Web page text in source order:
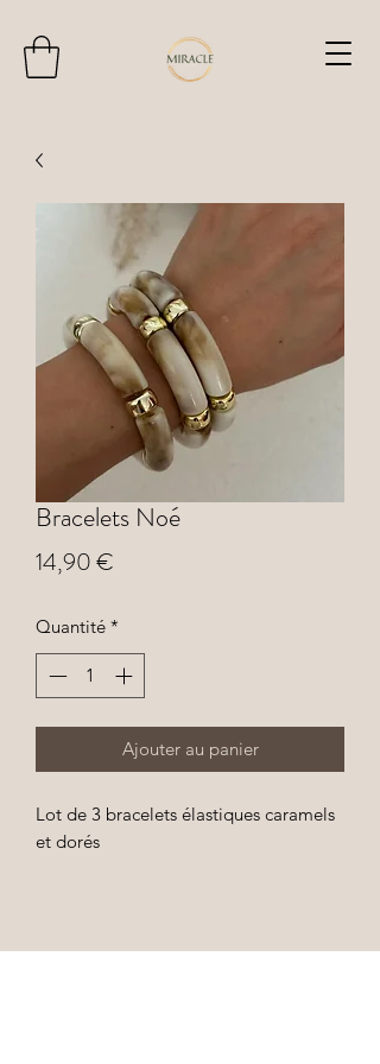
Bracelets Noé
14,90 €
Quantité *
Ajouter au panier
Lot de 3 bracelets élastiques caramels
et dorés